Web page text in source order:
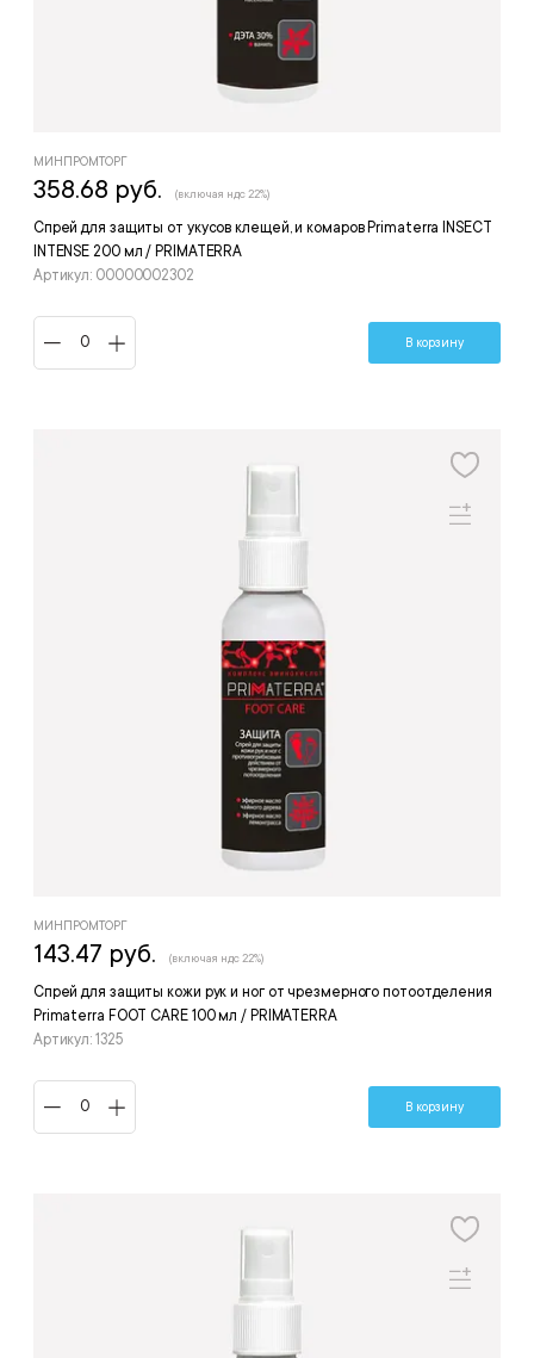
Спрей для защиты от укусов клещей, и комаров Primaterra INSECT
INTENSE 200 мл / PRIMATERRA
Артикул: 00000002302
МИНПРОМТОРГ
358.68 руб. (включая ндс 22%)
В корзину
Спрей для защиты кожи рук и ног от чрезмерного потоотделения
Primaterra FOOT CARE 100 мл / PRIMATERRA
Артикул: 1325
МИНПРОМТОРГ
143.47 руб. (включая ндс 22%)
В корзину